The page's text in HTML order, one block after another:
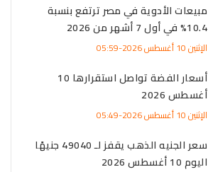
مبيعات الأدوية في مصر ترتفع بنسبة
10.4% في أول 7 أشهر من 2026
الإثنين 10 أغسطس 2026-05:59
أسعار الفضة تواصل استقرارها 10
أغسطس 2026
الإثنين 10 أغسطس 2026-05:49
سعر الجنيه الذهب يقفز لـ 49040 جنيهًا
اليوم 10 أغسطس 2026